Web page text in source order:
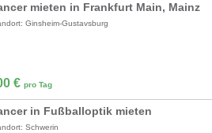
mieten in Frankfurt Main, Mainz
Ginsheim-Gustavsburg
€ pro Tag
in Fußballoptik mieten
Schwerin